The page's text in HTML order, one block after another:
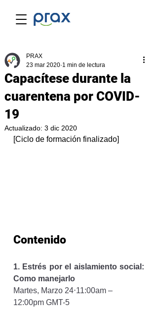
Capacítese durante la
cuarentena por COVID-
19
PRAX
23 mar 2020 1 min de lectura
Actualizado: 3 dic 2020
[Ciclo de formación finalizado]
Contenido
1. Estrés por el aislamiento social:
Como manejarlo
Martes, Marzo 24⋅11:00am –
12:00pm GMT-5